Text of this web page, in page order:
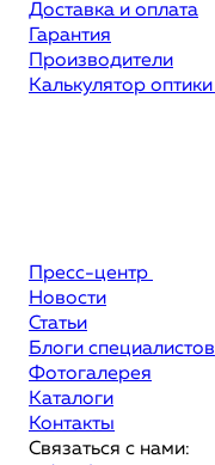
Доставка и оплата
Гарантия
Производители
Калькулятор
Пресс-центр
Новости
Статьи
Блоги специалистов
Фотогалерея
Каталоги
Контакты
Связаться с нами: